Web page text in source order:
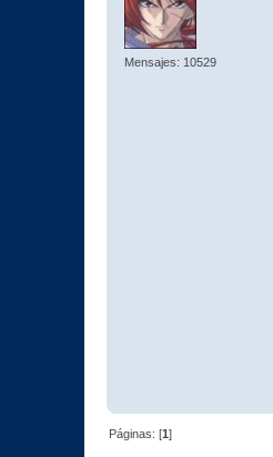
Mensajes: 10529
Páginas: [1]